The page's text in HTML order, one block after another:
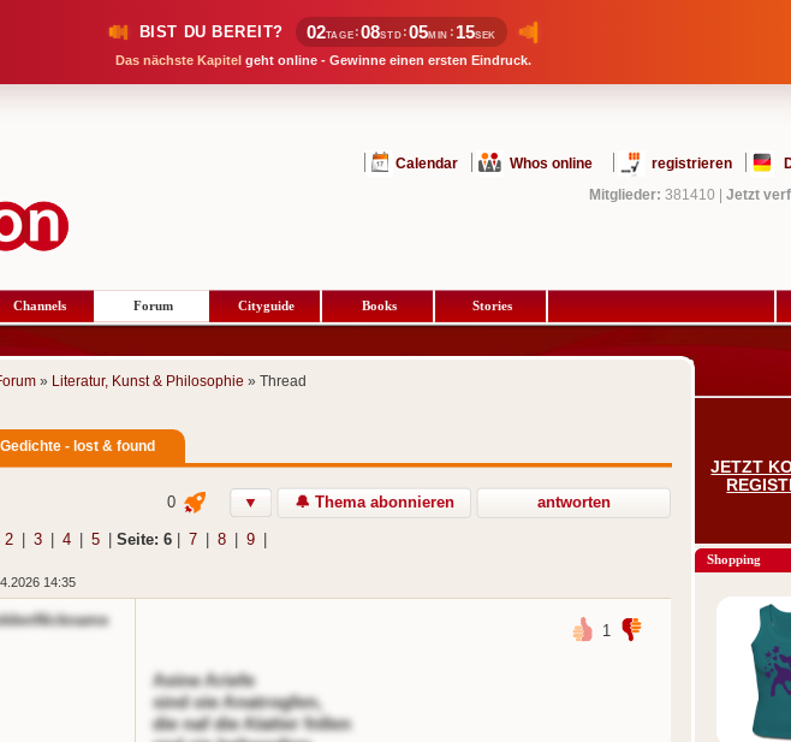
BIST DU BEREIT? 02TAGE :08STD :05MIN : 14SEK
Das nächste Kapitel geht online - Gewinne einen ersten Eindruck.
Calendar Whos online registrieren
Mitglieder: 381410 Jetzt
Channels Forum Cityguide Books Stories
» Literatur, Kunst & Philosophie » Thread
Gedichte - lost & found
▼ 🔔 Thema abonnieren antworten
0
2 3 4 5 Seite: 6 7 8 9
14:35
1
Aeine Ariefe
sind oie Anatrogfen,
die naf die Alatter fnllen
JETZT
Shopping